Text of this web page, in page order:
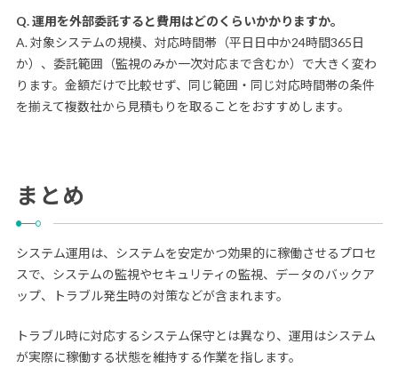
Q. 運用を外部委託すると費用はどのくらいかかりますか。
A. 対象システムの規模、対応時間帯（平日日中か24時間365日
か）、委託範囲（監視のみか一次対応まで含むか）で大きく変わ
ります。金額だけで比較せず、同じ範囲・同じ対応時間帯の条件
を揃えて複数社から見積もりを取ることをおすすめします。
まとめ
システム運用は、システムを安定かつ効果的に稼働させるプロセ
スで、システムの監視やセキュリティの監視、データのバックア
ップ、トラブル発生時の対策などが含まれます。
トラブル時に対応するシステム保守とは異なり、運用はシステム
が実際に稼働する状態を維持する作業を指します。